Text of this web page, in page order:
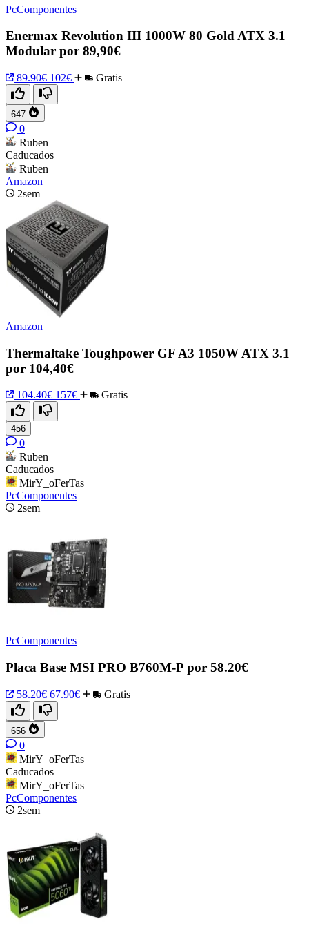
PcComponentes
Enermax Revolution III 1000W 80 Gold ATX 3.1
Modular por 89,90€
89.90€ 102€ Gratis
647
0
Ruben
Caducados
Ruben
Amazon
2sem
Amazon
Thermaltake Toughpower GF A3 1050W ATX 3.1
por 104,40€
104.40€ 157€ Gratis
456
0
Ruben
Caducados
MirY_oFerTas
PcComponentes
2sem
PcComponentes
Placa Base MSI PRO B760M-P por 58.20€
58.20€ 67.90€ Gratis
656
0
MirY_oFerTas
Caducados
MirY_oFerTas
PcComponentes
2sem